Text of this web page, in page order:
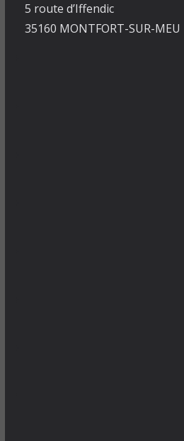
5 route d’Iffendic
35160 MONTFORT-SUR-MEU